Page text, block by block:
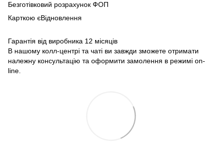
Безготівковий розрахунок ФОП
Карткою єВідновлення
Гарантія від виробника 12 місяців
В нашому колл-центрі та чаті ви завжди зможете отримати
належну консультацію та оформити замолення в режимі on-
line.